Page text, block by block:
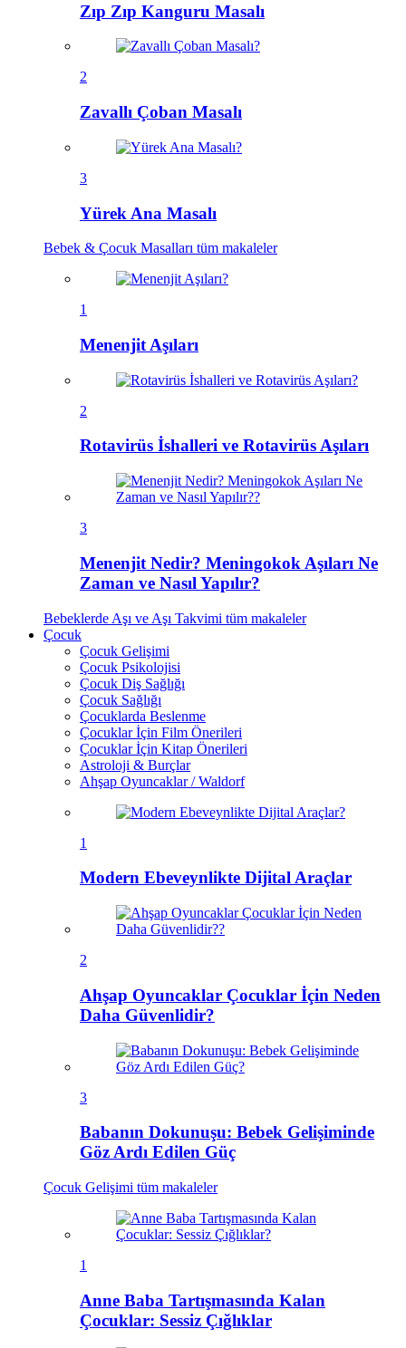
Zıp Zıp Kanguru Masalı
2
Zavallı Çoban Masalı
3
Yürek Ana Masalı
Bebek & Çocuk Masalları tüm makaleler
1
Menenjit Aşıları
2
Rotavirüs İshalleri ve Rotavirüs Aşıları
3
Menenjit Nedir? Meningokok Aşıları Ne
Zaman ve Nasıl Yapılır?
Bebeklerde Aşı ve Aşı Takvimi tüm makaleler
Çocuk
Çocuk Gelişimi
Çocuk Psikolojisi
Çocuk Diş Sağlığı
Çocuk Sağlığı
Çocuklarda Beslenme
Çocuklar İçin Film Önerileri
Çocuklar İçin Kitap Önerileri
Astroloji & Burçlar
Ahşap Oyuncaklar / Waldorf
1
Modern Ebeveynlikte Dijital Araçlar
2
Ahşap Oyuncaklar Çocuklar İçin Neden
Daha Güvenlidir?
3
Babanın Dokunuşu: Bebek Gelişiminde
Göz Ardı Edilen Güç
Çocuk Gelişimi tüm makaleler
1
Anne Baba Tartışmasında Kalan
Çocuklar: Sessiz Çığlıklar